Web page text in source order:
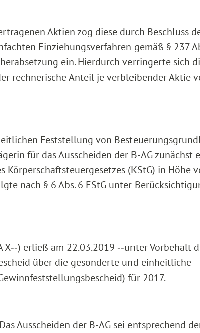
Aktien zog diese durch Beschluss
Einziehungsverfahren gemäß § 237
ein. Hierdurch verringerte sich
rechnerische Anteil je verbleibender Aktie
Feststellung von
für das Ausscheiden der B-AG zunächst
(KStG) in Höhe
nach § 6 Abs. 6 EStG unter
erließ am 22.03.2019 ‑‑unter Vorbehalt
über die gesonderte und einheitliche
für 2017.
Ausscheiden der B-AG sei entsprechend